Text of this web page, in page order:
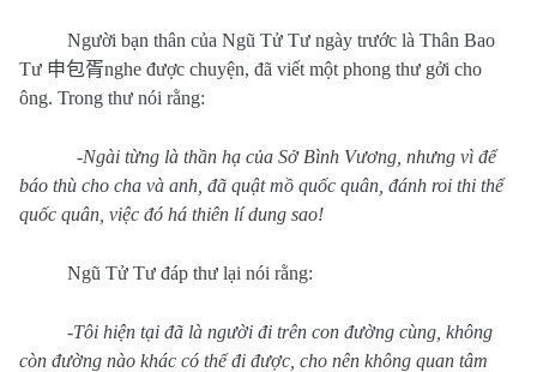
Người bạn thân của Ngũ Tử Tư ngày trước là Thân Bao
Tư 申包胥nghe được chuyện, đã viết một phong thư gởi cho
ông. Trong thư nói rằng:
-Ngài từng là thần hạ của Sở Bình Vương, nhưng vì để
báo thù cho cha và anh, đã quật mồ quốc quân, đánh roi thi thể
quốc quân, việc đó há thiên lí dung sao!
Ngũ Tử Tư đáp thư lại nói rằng:
-Tôi hiện tại đã là người đi trên con đường cùng, không
còn đường nào khác có thể đi được, cho nên không quan tâm